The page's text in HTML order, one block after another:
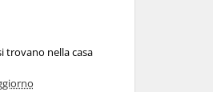
trovano nella casa